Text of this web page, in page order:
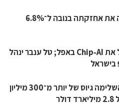
אחזקתה בנובה ל־6.8%
רוני פרידמן יוביל את Chip‑AI באפל; טל ענבר ינהל
בישראל
אקסייט לאבס השלימה גיוס של יותר מ־300 מיליון